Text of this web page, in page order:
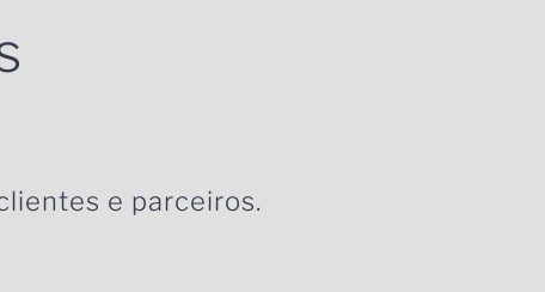
e parceiros.